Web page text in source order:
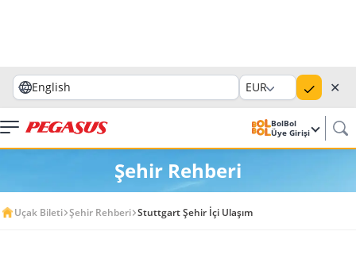
English EUR ✕
BolBol
Üye Girişi
Şehir Rehberi
Uçak Bileti Şehir Rehberi Stuttgart Şehir İçi Ulaşım